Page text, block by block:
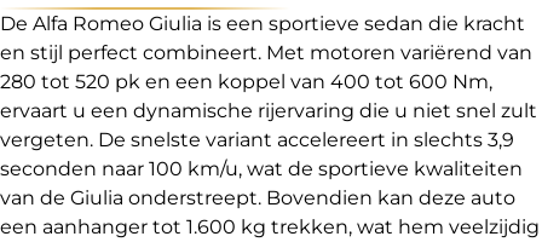
De Alfa Romeo Giulia is een sportieve sedan die kracht
en stijl perfect combineert. Met motoren variërend van
280 tot 520 pk en een koppel van 400 tot 600 Nm,
ervaart u een dynamische rijervaring die u niet snel zult
vergeten. De snelste variant accelereert in slechts 3,9
seconden naar 100 km/u, wat de sportieve kwaliteiten
van de Giulia onderstreept. Bovendien kan deze auto
een aanhanger tot 1.600 kg trekken, wat hem veelzijdig